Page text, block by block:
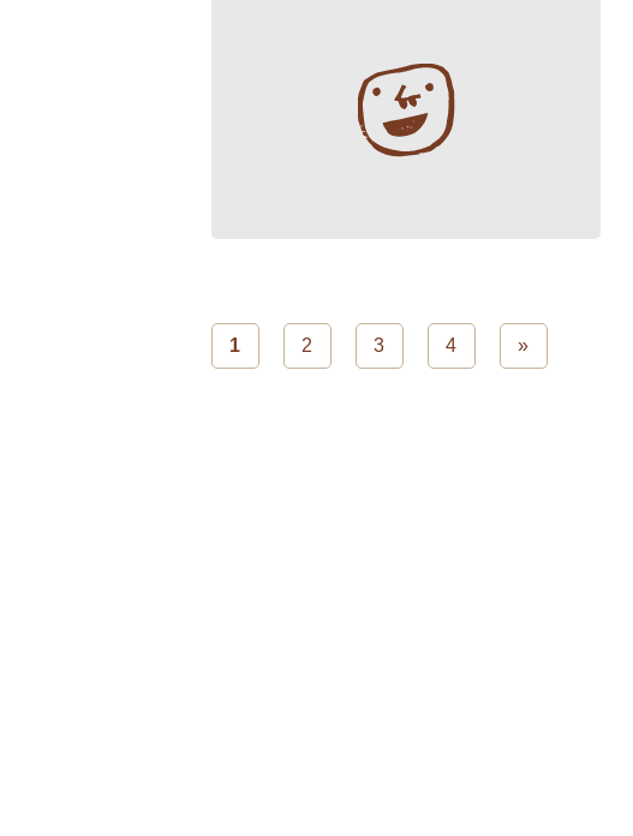
1 2 3 4 »